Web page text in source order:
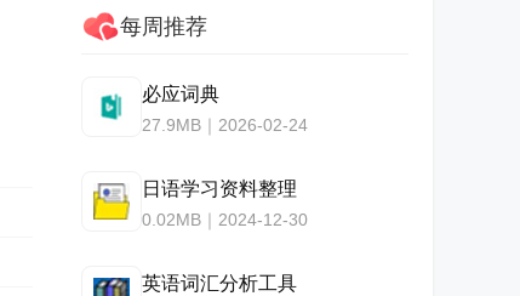
每周推荐
必应词典
27.9MB｜2026-02-24
日语学习资料整理
0.02MB｜2024-12-30
英语词汇分析工具